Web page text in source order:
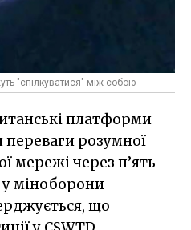
"спілкуватися" між собою
платформи
розумної
мережі через п’ять
у міноборони
що